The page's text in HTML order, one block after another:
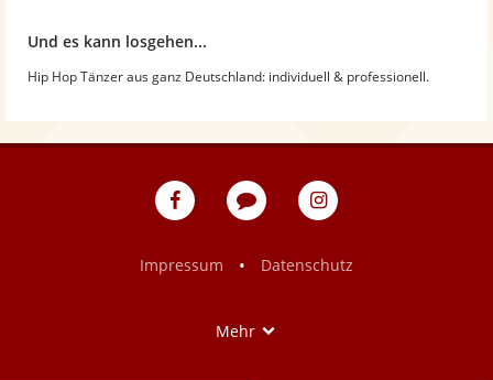
Und es kann losgehen...
Hip Hop Tänzer aus ganz Deutschland: individuell & professionell.
eventpeppers
Blog
eventpeppers
Impressum
• Datenschutz
Mehr